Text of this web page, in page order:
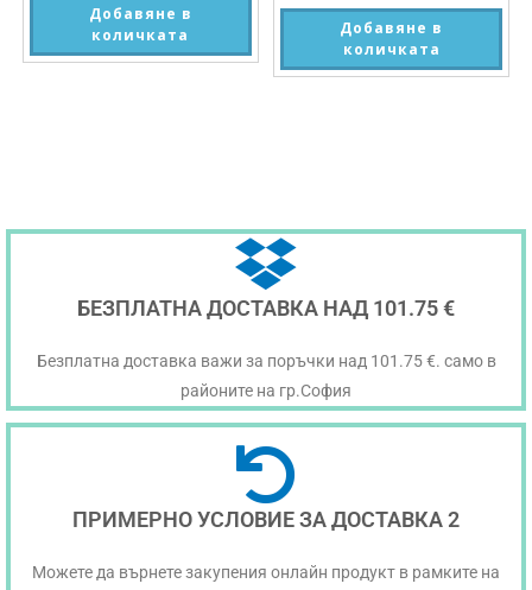
Добавяне в
количката
Добавяне в
количката
БЕЗПЛАТНА ДОСТАВКА НАД 101.75 €
Безплатна доставка важи за поръчки над 101.75 €. само в
районите на гр.София
ПРИМЕРНО УСЛОВИЕ ЗА ДОСТАВКА 2
Можете да върнете закупения онлайн продукт в рамките на